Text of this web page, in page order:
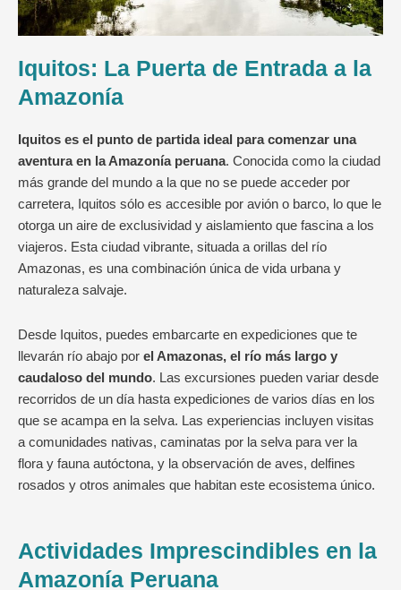
Iquitos: La Puerta de Entrada a la
Amazonía
Iquitos es el punto de partida ideal para comenzar una
aventura en la Amazonía peruana. Conocida como la ciudad
más grande del mundo a la que no se puede acceder por
carretera, Iquitos sólo es accesible por avión o barco, lo que le
otorga un aire de exclusividad y aislamiento que fascina a los
viajeros. Esta ciudad vibrante, situada a orillas del río
Amazonas, es una combinación única de vida urbana y
naturaleza salvaje.
Desde Iquitos, puedes embarcarte en expediciones que te
llevarán río abajo por el Amazonas, el río más largo y
caudaloso del mundo. Las excursiones pueden variar desde
recorridos de un día hasta expediciones de varios días en los
que se acampa en la selva. Las experiencias incluyen visitas
a comunidades nativas, caminatas por la selva para ver la
flora y fauna autóctona, y la observación de aves, delfines
rosados y otros animales que habitan este ecosistema único.
Actividades Imprescindibles en la
Amazonía Peruana